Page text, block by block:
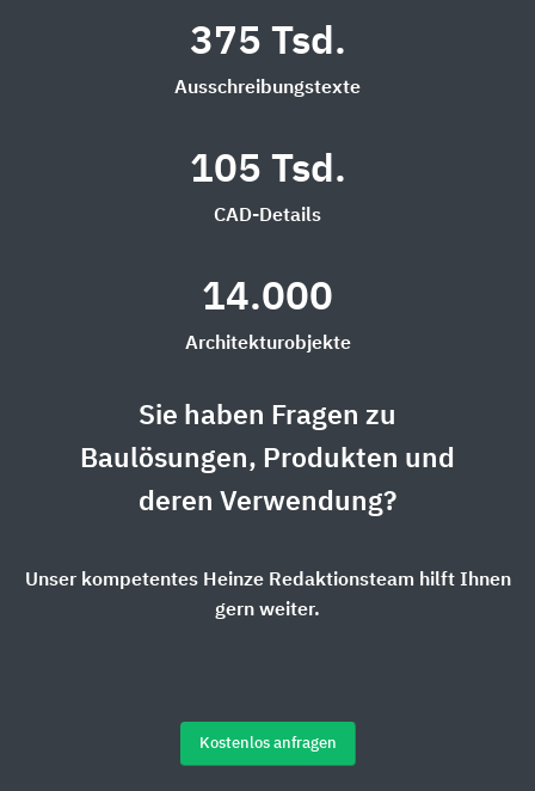
375 Tsd.
Ausschreibungstexte
105 Tsd.
CAD-Details
14.000
Architekturobjekte
Sie haben Fragen zu
Baulösungen, Produkten und
deren Verwendung?
Unser kompetentes Heinze Redaktionsteam hilft Ihnen
gern weiter.
Kostenlos anfragen